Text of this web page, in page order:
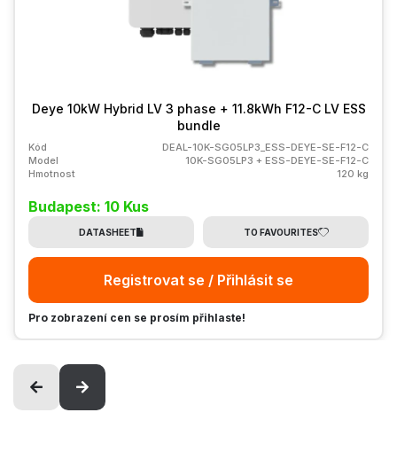
Deye 10kW Hybrid LV 3 phase + 11.8kWh F12-C LV ESS
bundle
Kód
DEAL-10K-SG05LP3_ESS-DEYE-SE-F12-C
Model
10K-SG05LP3 + ESS-DEYE-SE-F12-C
Hmotnost
120 kg
Budapest: 10 Kus
DATASHEET TO FAVOURITES
Registrovat se / Přihlásit se
Pro zobrazení cen se prosím přihlaste!